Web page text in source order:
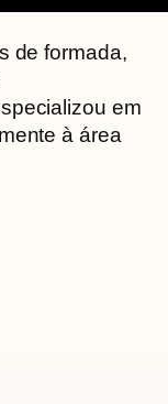
de formada,
em
à área